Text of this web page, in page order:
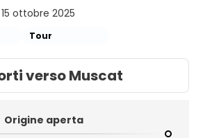
ottobre 2025
Tour
verso Muscat
Origine aperta